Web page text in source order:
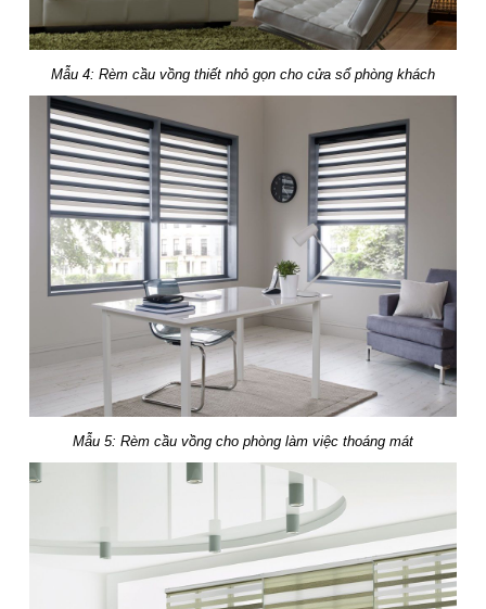
Mẫu 4: Rèm cầu vồng thiết nhỏ gọn cho cửa sổ phòng khách
Mẫu 5: Rèm cầu vồng cho phòng làm việc thoáng mát